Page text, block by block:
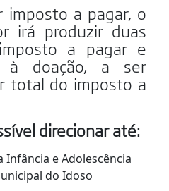
imposto a pagar, o
irá produzir duas
a pagar e
à doação, a ser
total do imposto a
direcionar até:
Infância e Adolescência
do Idoso